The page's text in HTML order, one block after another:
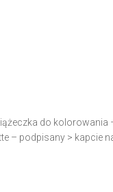
do kolorowania
– podpisany > kapcie